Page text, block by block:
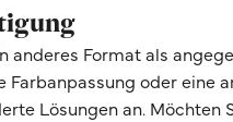
anderes Format als
Farbanpassung oder eine
Lösungen an. Möchten